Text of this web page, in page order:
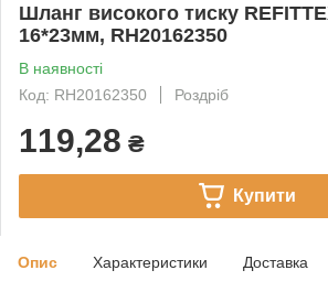
Шланг високого тиску
16*23мм, RH20162350
В наявності
Код: RH20162350
Роздріб
119,28 ₴
Купити
Опис Характеристики Доставка